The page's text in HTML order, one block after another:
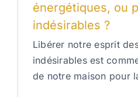
énergétiques, ou
indésirables ?
Libérer notre esprit
indésirables est
de notre maison pour